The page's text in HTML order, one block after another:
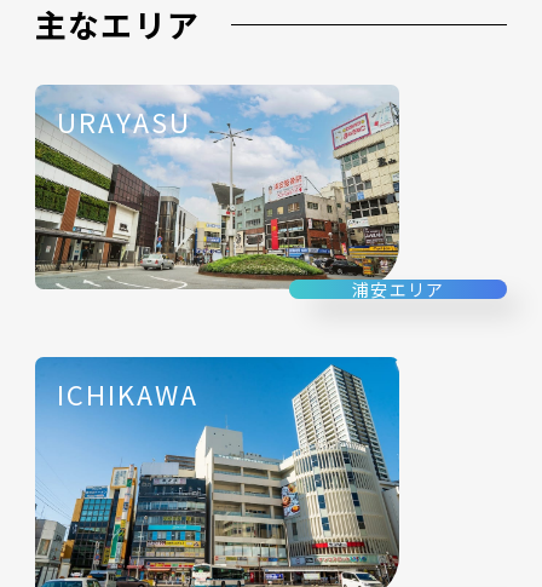
主なエリア
URAYASU
浦安エリア
ICHIKAWA